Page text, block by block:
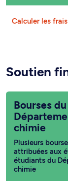
Calculer les
Soutien
Bourses du
chimie
Plusieurs
attribuées aux
étudiants du
chimie